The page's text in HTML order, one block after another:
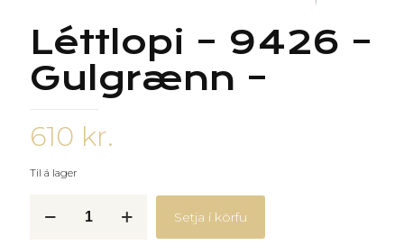
Léttlopi – 9426 –
Gulgrænn –
610 kr.
Til á lager
Setja í körfu